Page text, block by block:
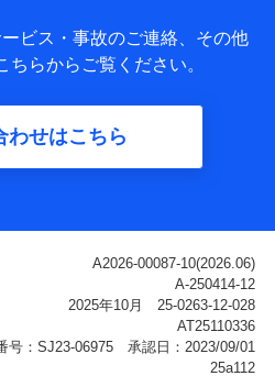
アドレス、お客さまの識別子、
サービスのご利用に関する情
高、dポイント利用履歴などが
インターネット利用時の行動に
ション利用時の行動に関する情
や商品の名称・購入場所・決済
トの回答に関する情報などが含
ビス・事故のご連絡、その他
ちらからご覧ください。
わせはこちら